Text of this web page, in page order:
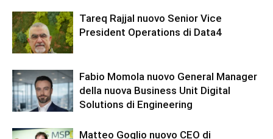
Tareq Rajjal nuovo Senior Vice
President Operations di Data4
Fabio Momola nuovo General Manager
della nuova Business Unit Digital
Solutions di Engineering
Matteo Goglio nuovo CEO di